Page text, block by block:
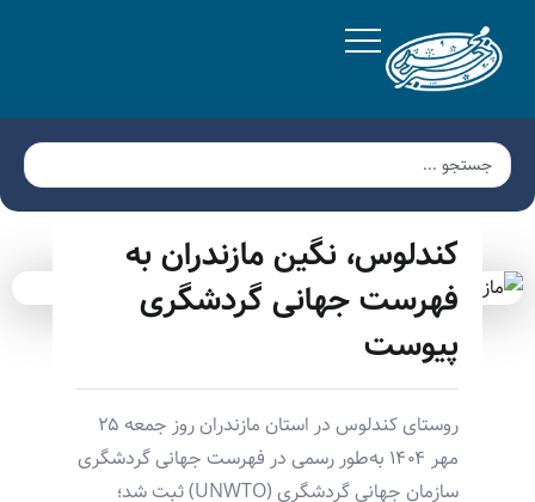
کندلوس، نگین مازندران به
فهرست جهانی گردشگری
پیوست
روستای کندلوس در استان مازندران روز جمعه ۲۵
مهر ۱۴۰۴ به‌طور رسمی در فهرست جهانی گردشگری
سازمان جهانی گردشگری (UNWTO) ثبت شد؛